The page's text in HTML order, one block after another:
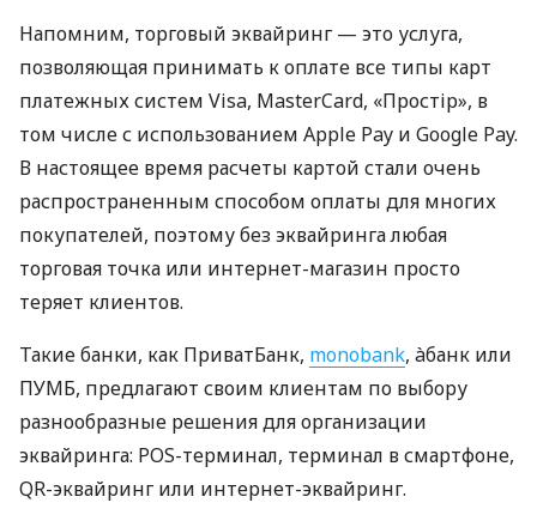
Напомним, торговый эквайринг — это услуга,
позволяющая принимать к оплате все типы карт
платежных систем Visa, MasterCard, «Простір», в
том числе с использованием Apple Pay и Google Pay.
В настоящее время расчеты картой стали очень
распространенным способом оплаты для многих
покупателей, поэтому без эквайринга любая
торговая точка или интернет-магазин просто
теряет клиентов.
Такие банки, как ПриватБанк, monobank, àбанк или
ПУМБ, предлагают своим клиентам по выбору
разнообразные решения для организации
эквайринга: POS-терминал, терминал в смартфоне,
QR-эквайринг или интернет-эквайринг.